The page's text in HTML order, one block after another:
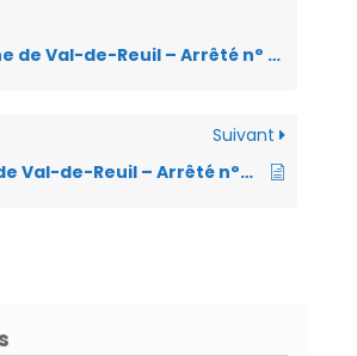
n
g
e
y
er
– Portant sur la règlementation de la circulation et du stationnement – Travaux de réfection de la voirie – chaussée du Parc – du 12 au 28 août 2024 – SADE
Suivant
Commune de Val-de-Reuil – Arrêté n°VO-2024-061 – Portant règlementation de la circulation et du stationnement – Travaux sur le réseau d’eau usées – chaussée du Parc – du 15 septembre au 06 octobre 2024 – SADE